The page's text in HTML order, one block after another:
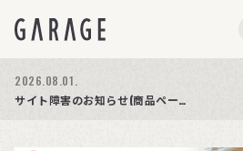
2026.08.03.
商品ページ障害復旧のお知らせ サイト障害のお知らせ(商品ページが正常に表示されない事象発生)